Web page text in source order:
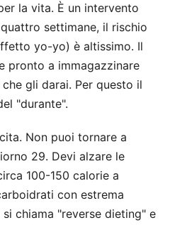
la vita. È un intervento
settimane, il rischio
yo-yo) è altissimo. Il
pronto a immagazzinare
gli darai. Per questo il
"durante".
Non puoi tornare a
29. Devi alzare le
100-150 calorie a
con estrema
chiama "reverse dieting" e